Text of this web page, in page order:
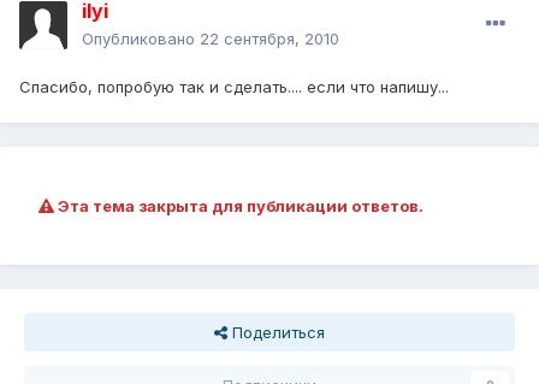
ilyi
Опубликовано 22 сентября, 2010
Спасибо, попробую так и сделать.... если что напишу...
Эта тема закрыта для публикации ответов.
Поделиться